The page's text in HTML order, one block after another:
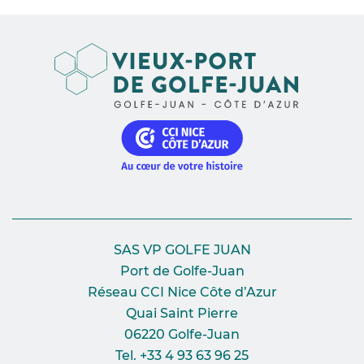
SAS VP GOLFE JUAN
Port de Golfe-Juan
Réseau CCI Nice Côte d’Azur
Quai Saint Pierre
06220 Golfe-Juan
Tel. +33 4 93 63 96 25